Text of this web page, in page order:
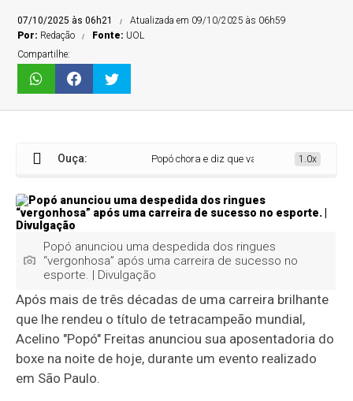
07/10/2025 às 06h21
Atualizada em 09/10/2025 às 06h59
Por: Redação Fonte: UOL
Compartilhe:
Ouça: Popó chora e diz que vai abandonar o boxe
1.0x
Popó anunciou uma despedida dos ringues
“vergonhosa” após uma carreira de sucesso no
esporte. | Divulgação
Após mais de três décadas de uma carreira brilhante
que lhe rendeu o título de tetracampeão mundial,
Acelino "Popó" Freitas anunciou sua aposentadoria do
boxe na noite de hoje, durante um evento realizado
em São Paulo.